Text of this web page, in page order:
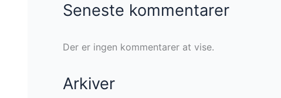
Seneste kommentarer
Der er ingen kommentarer at vise.
Arkiver